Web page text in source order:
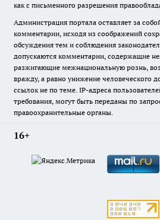
как с письменного разрешения
Администрация портала оставляет за
комментарии, исходя из соображений
обсуждения тем и соблюдения
допускаются комментарии, содержащие
разжигающие межнациональную рознь,
вражду, а равно унижение человеческого
ссылок не по теме. IP-адреса
требования, могут быть переданы по
правоохранительные органы.
16+